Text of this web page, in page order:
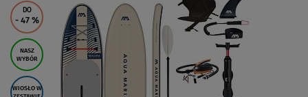
DO
- 47 %
NASZ
WYBÓR
WIOSŁO W